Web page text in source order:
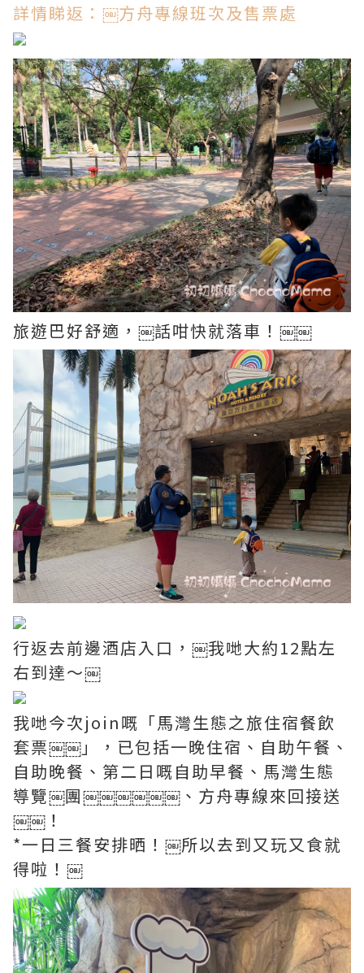
詳情睇返： ￼方舟專線班次及售票處
旅遊巴好舒適，￼話咁快就落車！￼￼
行返去前邊酒店入口，￼我哋大約12點左
右到達～￼
我哋今次join嘅「馬灣生態之旅住宿餐飲
套票￼￼」，已包括一晚住宿、自助午餐、
自助晚餐、第二日嘅自助早餐、馬灣生態
導覽￼團￼￼￼￼￼￼、方舟專線來回接送
￼￼！
*一日三餐安排晒！￼所以去到又玩又食就
得啦！￼